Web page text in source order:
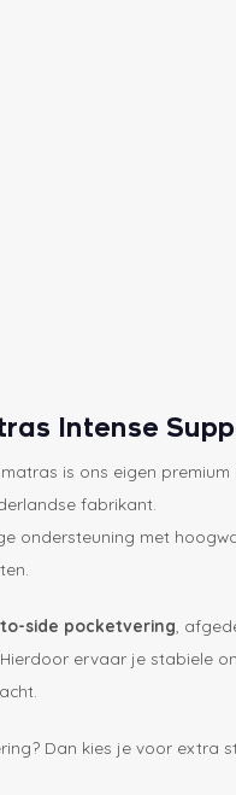
Intense
is ons eigen
fabrikant.
ondersteuning met
side pocketvering ,
ervaar je stabiele
Dan kies je voor extra